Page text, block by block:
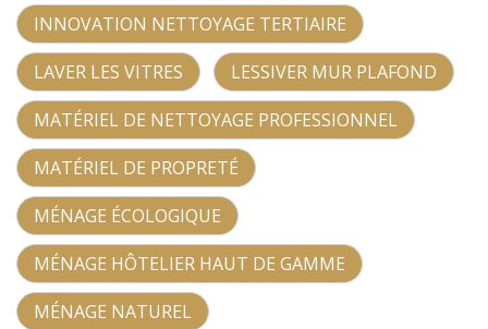
INNOVATION NETTOYAGE TERTIAIRE
LAVER LES VITRES
LESSIVER MUR PLAFOND
MATÉRIEL DE NETTOYAGE PROFESSIONNEL
MATÉRIEL DE PROPRETÉ
MÉNAGE ÉCOLOGIQUE
MÉNAGE HÔTELIER HAUT DE GAMME
MÉNAGE NATUREL